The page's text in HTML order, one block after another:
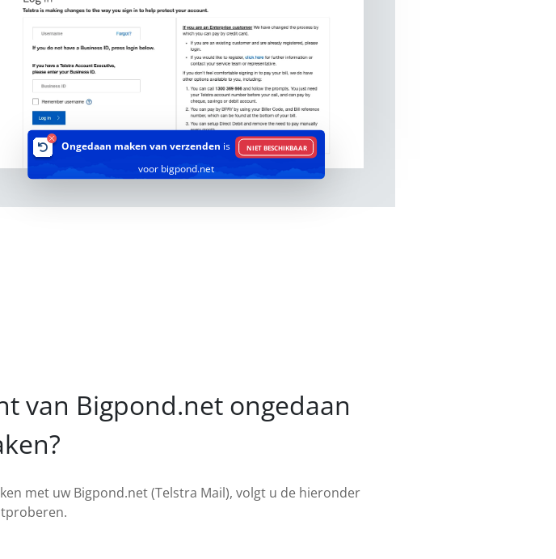
Ongedaan maken van verzenden is NIET BESCHIKBAAR
voor bigpond.net
van Bigpond.net ongedaan
met uw Bigpond.net (Telstra Mail), volgt u de hieronder